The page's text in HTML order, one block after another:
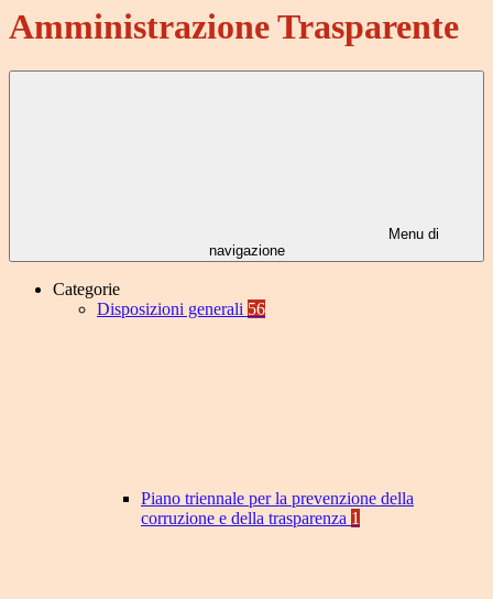
Amministrazione Trasparente
Menu di
navigazione
Categorie
Disposizioni generali 56
Piano triennale per la prevenzione della
corruzione e della trasparenza 1